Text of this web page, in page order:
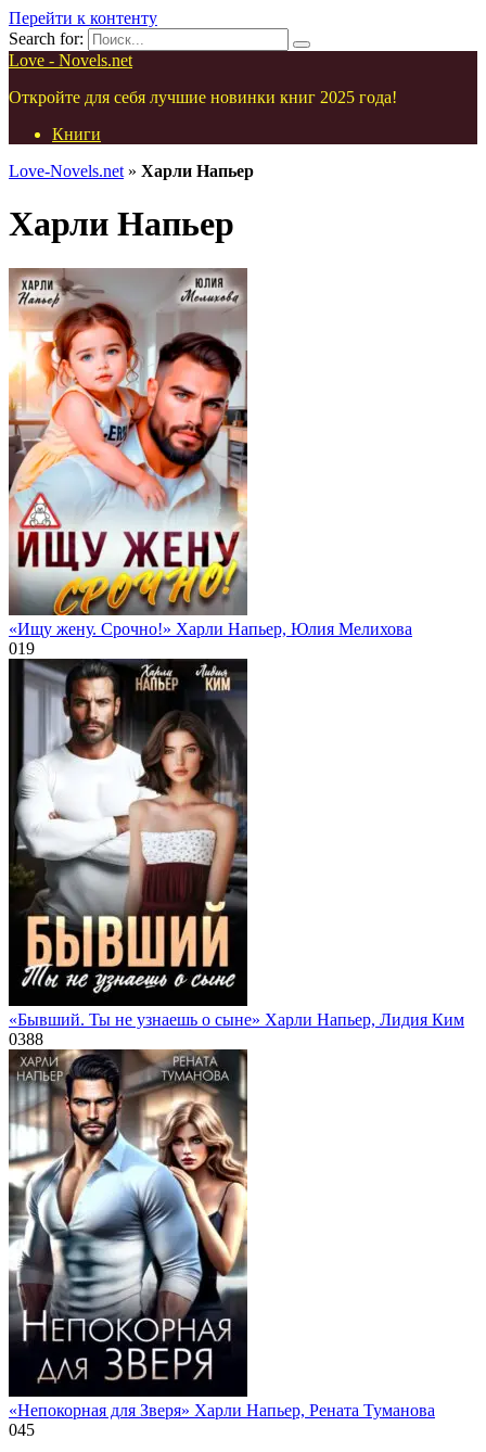
Перейти к контенту
Search for:
Love - Novels.net
Откройте для себя лучшие новинки книг 2025 года!
Книги
Love-Novels.net » Харли Напьер
Харли Напьер
«Ищу жену. Срочно!» Харли Напьер, Юлия Мелихова
019
«Бывший. Ты не узнаешь о сыне» Харли Напьер, Лидия Ким
0388
«Непокорная для Зверя» Харли Напьер, Рената Туманова
045